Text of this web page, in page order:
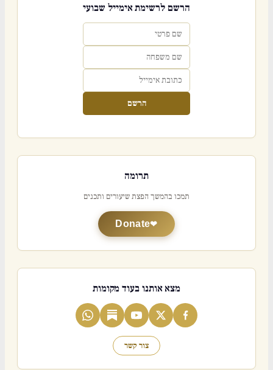
הרשם לרשימת אימייל שבועי
הרשם
תרומה
תמכו בהמשך הפצת שיעורים ותכנים
Donate
מצא אותנו בעוד מקומות
צור קשר